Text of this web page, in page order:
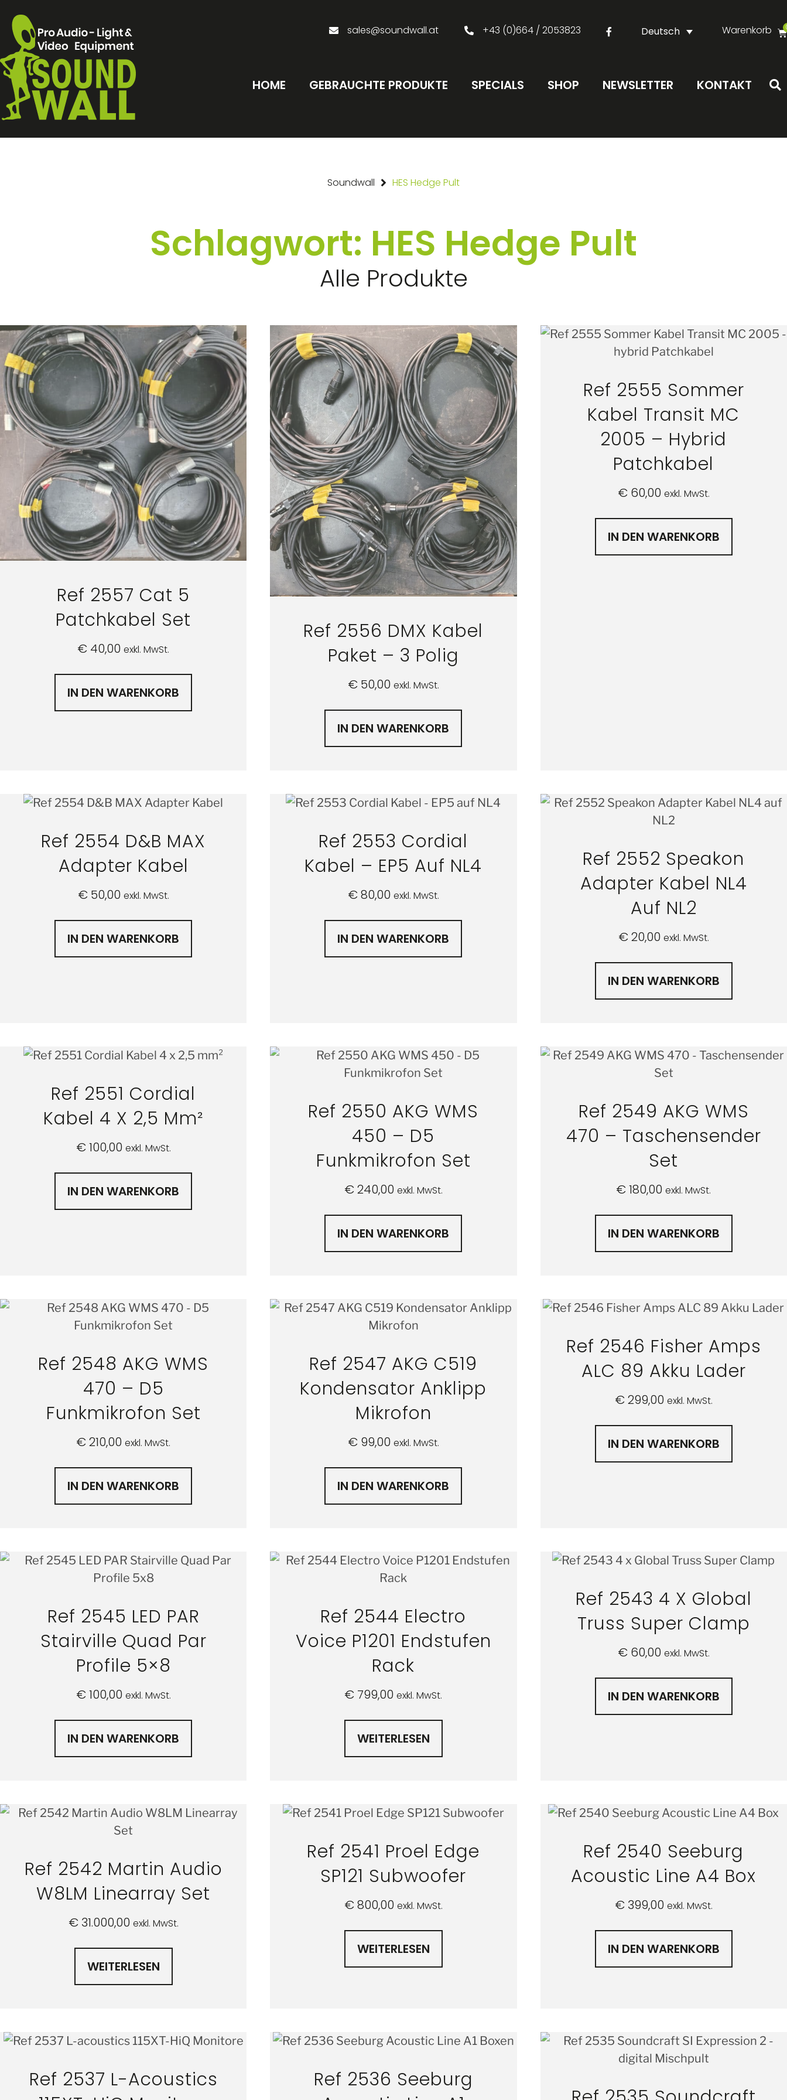
sales@soundwall.at +43 (0)664 / 2053823 Deutsch Warenkorb
HOME GEBRAUCHTE PRODUKTE SPECIALS SHOP NEWSLETTER KONTAKT
Soundwall HES Hedge Pult
Schlagwort: HES Hedge Pult
Alle Produkte
Ref 2557 Cat 5
Patchkabel Set
€ 40,00 exkl. MwSt.
IN DEN WARENKORB
Ref 2556 DMX Kabel
Paket – 3 Polig
€50,00 exkl. MwSt.
IN DEN WARENKORB
Ref 2555 Sommer
Kabel Transit MC
2005 – Hybrid
Patchkabel
€60,00 exkl. MwSt.
IN DEN WARENKORB
Ref 2554 D&B MAX
Adapter Kabel
€50,00 exkl. MwSt.
IN DEN WARENKORB
Ref 2553 Cordial
Kabel – EP5 Auf NL4
€80,00 exkl. MwSt.
IN DEN WARENKORB
Ref 2552 Speakon
Adapter Kabel NL4
Auf NL2
€20,00 exkl. MwSt.
IN DEN WARENKORB
Ref 2551 Cordial
Kabel 4 X 2,5 Mm²
€100,00 exkl. MwSt.
IN DEN WARENKORB
Ref 2550 AKG WMS
450 – D5
Funkmikrofon Set
€240,00 exkl. MwSt.
IN DEN WARENKORB
Ref 2549 AKG WMS
470 – Taschensender
Set
€180,00 exkl. MwSt.
IN DEN WARENKORB
Ref 2548 AKG WMS
470 – D5
Funkmikrofon Set
€210,00 exkl. MwSt.
IN DEN WARENKORB
Ref 2547 AKG C519
Kondensator Anklipp
Mikrofon
€99,00 exkl. MwSt.
IN DEN WARENKORB
Ref 2546 Fisher Amps
ALC 89 Akku Lader
€299,00 exkl. MwSt.
IN DEN WARENKORB
Ref 2545 LED PAR
Stairville Quad Par
Profile 5×8
€100,00 exkl. MwSt.
IN DEN WARENKORB
Ref 2544 Electro
Voice P1201 Endstufen
Rack
€ 799,00 exkl. MwSt.
WEITERLESEN
Ref 2543 4 X Global
Truss Super Clamp
€60,00 exkl. MwSt.
IN DEN WARENKORB
Ref 2542 Martin Audio
W8LM Linearray Set
€31.000,00 exkl. MwSt.
WEITERLESEN
Ref 2541 Proel Edge
SP121 Subwoofer
€800,00 exkl. MwSt.
WEITERLESEN
Ref 2540 Seeburg
Acoustic Line A4 Box
€399,00 exkl. MwSt.
IN DEN WARENKORB
Ref 2537 L-Acoustics
Ref 2536 Seeburg